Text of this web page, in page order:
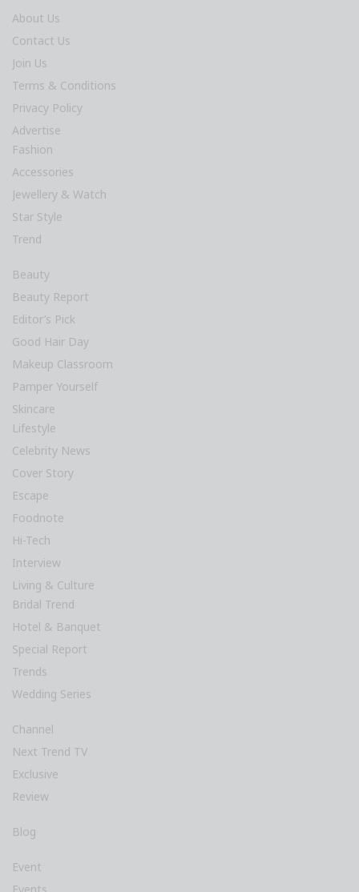
About Us
Contact Us
Join Us
Terms & Conditions
Privacy Policy
Advertise
Fashion
Accessories
Jewellery & Watch
Star Style
Trend
Beauty
Beauty Report
Editor’s Pick
Good Hair Day
Makeup Classroom
Pamper Yourself
Skincare
Lifestyle
Celebrity News
Cover Story
Escape
Foodnote
Hi-Tech
Interview
Living & Culture
Bridal Trend
Hotel & Banquet
Special Report
Trends
Wedding Series
Channel
Next Trend TV
Exclusive
Review
Blog
Event